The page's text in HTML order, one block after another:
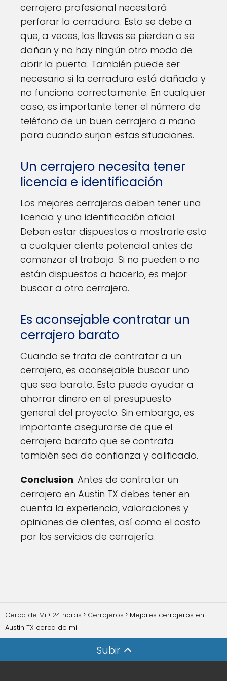
cerrajero profesional necesitará
perforar la cerradura. Esto se debe a
que, a veces, las llaves se pierden o se
dañan y no hay ningún otro modo de
abrir la puerta. También puede ser
necesario si la cerradura está dañada y
no funciona correctamente. En cualquier
caso, es importante tener el número de
teléfono de un buen cerrajero a mano
para cuando surjan estas situaciones.
Un cerrajero necesita tener
licencia e identificación
Los mejores cerrajeros deben tener una
licencia y una identificación oficial.
Deben estar dispuestos a mostrarle esto
a cualquier cliente potencial antes de
comenzar el trabajo. Si no pueden o no
están dispuestos a hacerlo, es mejor
buscar a otro cerrajero.
Es aconsejable contratar un
cerrajero barato
Cuando se trata de contratar a un
cerrajero, es aconsejable buscar uno
que sea barato. Esto puede ayudar a
ahorrar dinero en el presupuesto
general del proyecto. Sin embargo, es
importante asegurarse de que el
cerrajero barato que se contrata
también sea de confianza y calificado.
Conclusion: Antes de contratar un
cerrajero en Austin TX debes tener en
cuenta la experiencia, valoraciones y
opiniones de clientes, así como el costo
por los servicios de cerrajería.
Cerca de Mi 24 horas Cerrajeros
Mejores cerrajeros en
Austin TX cerca de mi
Subir